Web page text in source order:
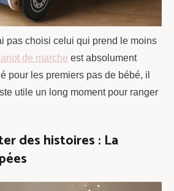
pas choisi celui qui prend le moins
de marche est absolument
pour les premiers pas de bébé, il
utile un long moment pour ranger
des histoires : La